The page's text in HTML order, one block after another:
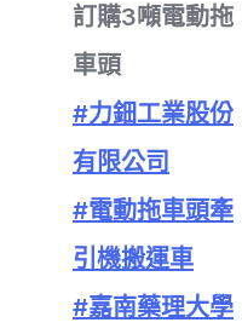
訂購3噸電動拖
車頭
#力鈿工業股份
有限公司
#電動拖車頭牽
引機搬運車
#嘉南藥理大學